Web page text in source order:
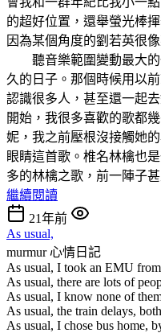
的超好位置，還舉螢光棒
因為某個角度的劉若英很
聽音樂範圍變動最大的
久的日子。那個時候用以
認識很多人，甚至還一起
開始，我很多喜歡的歌都
妮，我之前壓根沒接觸她
眼睛這首歌。椎名林檎也
多的林檎之歌，前一陣子
繼續閱讀
21年前
As usual,
murmur心情日記
As usual, I took an EMU
As usual, there are lots of
As usual, I know none of
As usual, the train delays,
As usual, I chose bus home,